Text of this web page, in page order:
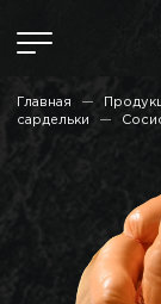
Главная
сардельки